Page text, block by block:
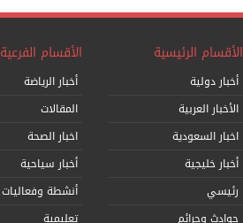
الأقسام الرئيسية
أخبار دولية
الأخبار العربية
اخبار السعودية
أخبار خليجية
رئيسي
حوادث وجرائم
الأقسام الفرعية
أخبار الرياضة
المقالات
اخبار الصحة
أخبار سياحية
أنشطة وفعاليات
تعليمية